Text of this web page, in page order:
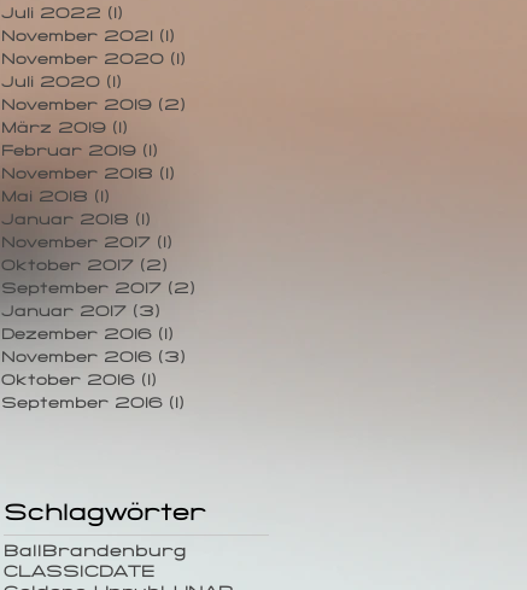
Juli 2022 (1)
November 2021
(1)
November 2020 (1)
Juli 2020 (1)
November 2019 (2)
März 2019 (1)
Februar 2019 (1)
November 2018 (1)
Mai 2018 (1)
Januar 2018 (1)
November 2017 (1)
Oktober 2017 (2)
September 2017 (2)
Januar 2017 (3)
Dezember 2016 (1)
November 2016 (3)
Oktober 2016 (1)
September 2016 (1)
Schlagwörter
BallBrandenburg
CLASSICDATE